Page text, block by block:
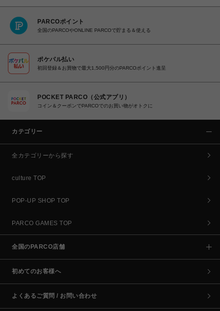
PARCOポイント
全国のPARCOやONLINE PARCOで貯まる＆使える
ポケパル払い
初回登録＆お買物で最大1,500円分のPARCOポイント進呈
POCKET PARCO（公式アプリ）
コイン＆クーポンでPARCOでのお買い物がオトクに
カテゴリー
全カテゴリーから探す
culture TOP
POP-UP SHOP TOP
PARCO GAMES TOP
全国のPARCO店舗
初めてのお客様へ
よくあるご質問 / お問い合わせ